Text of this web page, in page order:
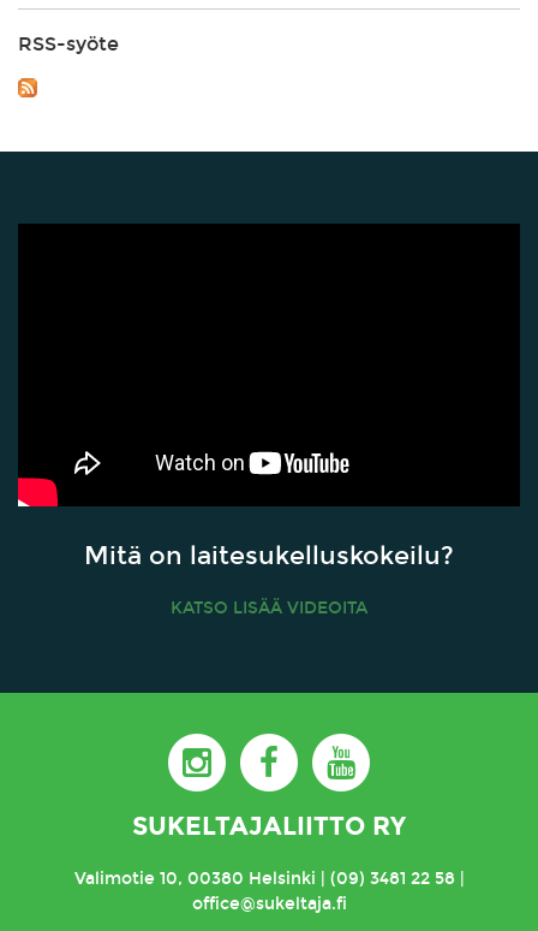
RSS-syöte
Mitä on laitesukelluskokeilu?
KATSO LISÄÄ VIDEOITA
SUKELTAJALIITTO RY
Valimotie 10, 00380 Helsinki | (09) 3481 22 58 |
office@sukeltaja.fi